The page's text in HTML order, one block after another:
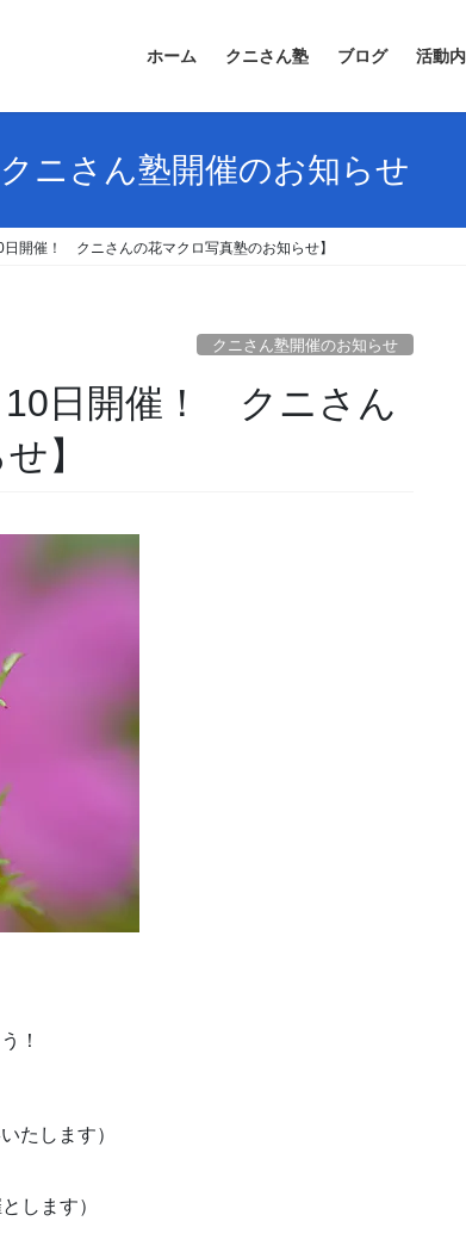
ホーム クニさん塾 ブログ 活動
クニさん塾開催のお知らせ
開催！ クニさんの花マクロ写真塾のお知らせ】
クニさん塾開催のお知らせ
日開催！ クニさん
】
！
たします）
します）